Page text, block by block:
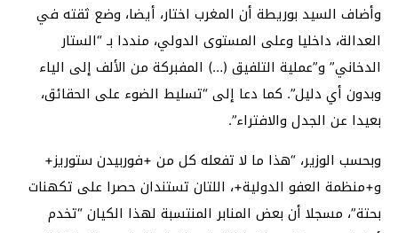
وأضاف السيد بوريطة أن المغرب اختار، أيضا، وضع ثقته في
العدالة، داخليا وعلى المستوى الدولي، منددا بـ “الستار
الدخاني” و”عملية التلفيق (…) المفبركة من الألف إلى الياء
وبدون أي دليل”. كما دعا إلى “تسليط الضوء على الحقائق،
بعيدا عن الجدل والافتراء”.
وبحسب الوزير، “هذا ما لا تفعله كل من +فوربيدن ستوريز+
و+منظمة العفو الدولية+، اللتان تستندان حصرا على تكهنات
بحتة”، مسجلا أن بعض المنابر المنتسبة لهذا الكيان “تخدم